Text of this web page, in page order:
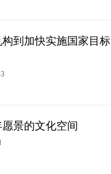
到加快实施国家目标
景的文化空间